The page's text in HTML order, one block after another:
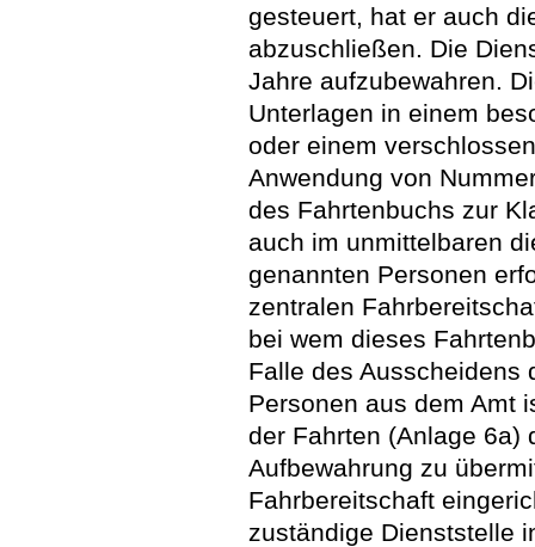
gesteuert, hat er auch
abzuschließen. Die
Jahre aufzubewahren.
Unterlagen in einem
oder einem
Anwendung von
des Fahrtenbuchs zur
auch im unmittelbaren
genannten Personen
zentralen
bei wem dieses
Falle des Ausscheidens
Personen aus dem Amt
der Fahrten (Anlage 6a)
Aufbewahrung zu
Fahrbereitschaft
zuständige Dienststelle